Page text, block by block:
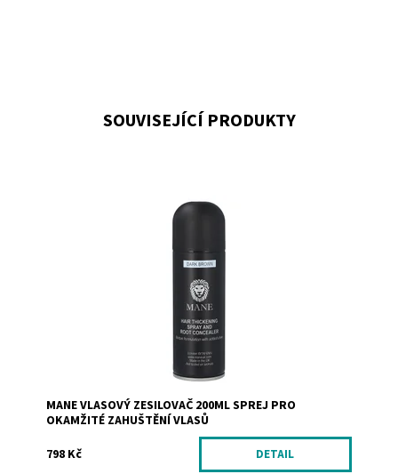
SOUVISEJÍCÍ PRODUKTY
Unikátní zhušťovač vlasů ve spreji pro okamžité
zahuštění řídkých či jemných vlasů
MANE VLASOVÝ ZESILOVAČ 200ML SPREJ PRO
OKAMŽITÉ ZAHUŠTĚNÍ VLASŮ
798 Kč
DETAIL